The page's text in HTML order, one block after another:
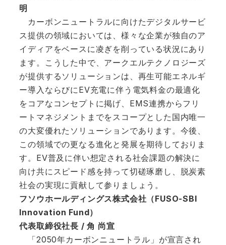
明
カーボンニュートラルに向けたデジタルサービ
ス提供の領域においては、様々な企業が独自のア
イディアをベースに凌ぎを削っている状況にあり
ます。こうした中で、アークエルテクノロジーズ
が提供するソリューションは、再生可能エネルギ
ー導入ならびにEV充電に伴う電気料金の最適化
をコアなコンセプトに掲げ、EMS連携からフリ
ートマネジメントまでをスコープとした国内唯一
の大変優れたソリューションであります。今後、
この領域での更なる進化と発展を期待しておりま
す。EV普及に伴い想定される社会課題の解決に
向け共にスピード感を持って切磋琢磨し、脱炭素
社会の実現に貢献して参りましょう。
フソウホールディングス株式会社（FUSO-SBI
Innovation Fund）
代表取締役社長 / 角 尚宣
「2050年カーボンニュートラル」が宣言され